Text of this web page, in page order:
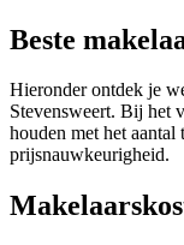
Beste
Hieronder ontdek je
Stevensweert. Bij het
houden met het aantal
prijsnauwkeurigheid.